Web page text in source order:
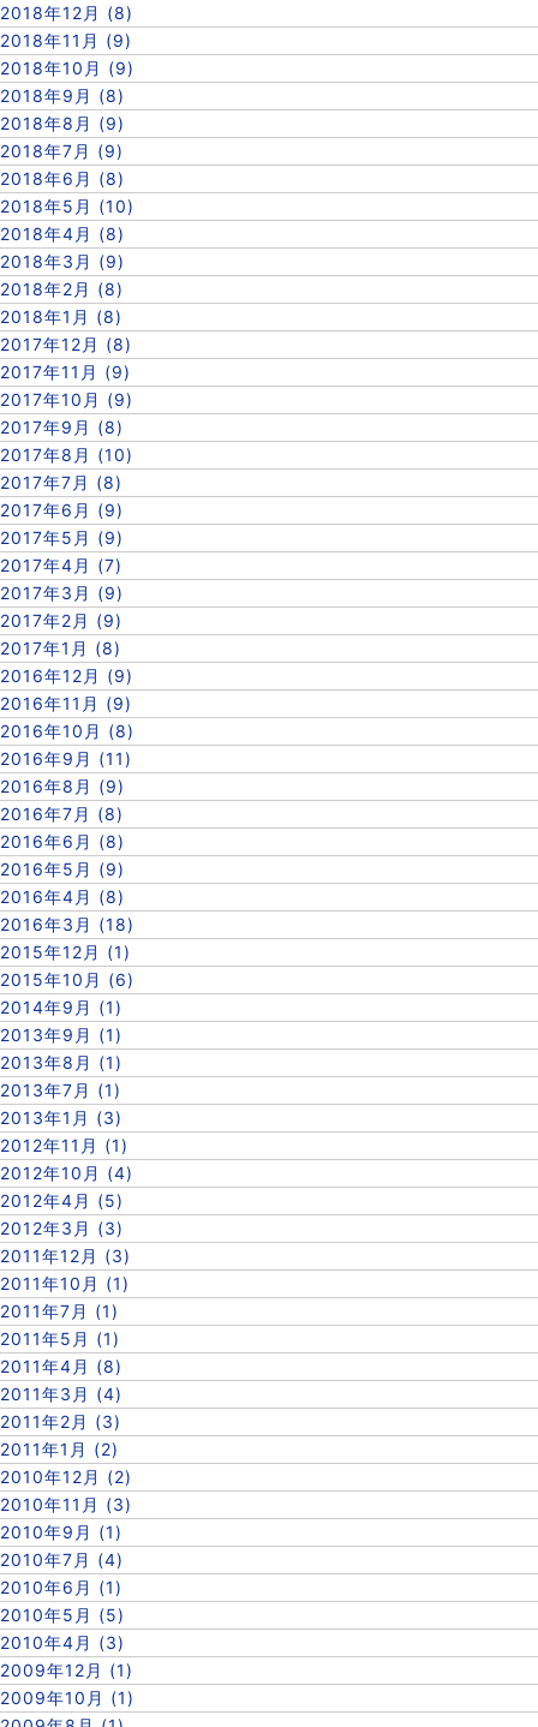
2018年12月 (8)
2018年11月 (9)
2018年10月 (9)
2018年9月 (8)
2018年8月 (9)
2018年7月 (9)
2018年6月 (8)
2018年5月 (10)
2018年4月 (8)
2018年3月 (9)
2018年2月 (8)
2018年1月 (8)
2017年12月 (8)
2017年11月 (9)
2017年10月 (9)
2017年9月 (8)
2017年8月 (10)
2017年7月 (8)
2017年6月 (9)
2017年5月 (9)
2017年4月 (7)
2017年3月 (9)
2017年2月 (9)
2017年1月 (8)
2016年12月 (9)
2016年11月 (9)
2016年10月 (8)
2016年9月 (11)
2016年8月 (9)
2016年7月 (8)
2016年6月 (8)
2016年5月 (9)
2016年4月 (8)
2016年3月 (18)
2015年12月 (1)
2015年10月 (6)
2014年9月 (1)
2013年9月 (1)
2013年8月 (1)
2013年7月 (1)
2013年1月 (3)
2012年11月 (1)
2012年10月 (4)
2012年4月 (5)
2012年3月 (3)
2011年12月 (3)
2011年10月 (1)
2011年7月 (1)
2011年5月 (1)
2011年4月 (8)
2011年3月 (4)
2011年2月 (3)
2011年1月 (2)
2010年12月 (2)
2010年11月 (3)
2010年9月 (1)
2010年7月 (4)
2010年6月 (1)
2010年5月 (5)
2010年4月 (3)
2009年12月 (1)
2009年10月 (1)